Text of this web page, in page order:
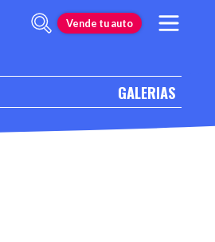
Vende tu auto
GALERIAS